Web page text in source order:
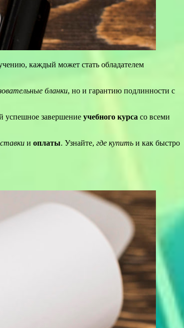
каждый может стать обладателем
бланки, но и гарантию подлинности с
успешное завершение учебного курса со всеми
и оплаты. Узнайте, где купить и как быстро